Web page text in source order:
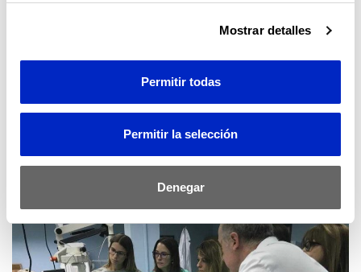
Mostrar detalles
Permitir todas
Permitir la selección
Denegar